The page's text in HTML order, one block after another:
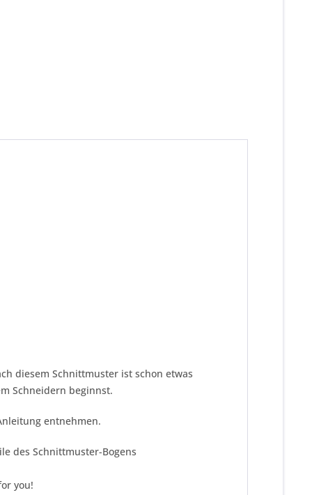
diesem Schnittmuster ist schon etwas
Schneidern beginnst.
entnehmen.
des Schnittmuster-Bogens
you!